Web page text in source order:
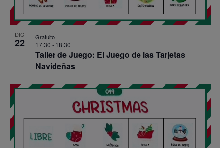
DIC
22
Taller de Juego: El Juego de las Tarjetas
Navideñas
17:30 - 18:30
Gratuito